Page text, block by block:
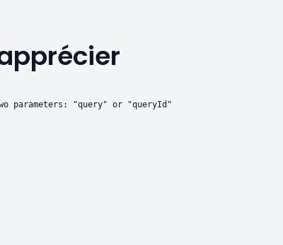
parameters: "query" or "queryId"